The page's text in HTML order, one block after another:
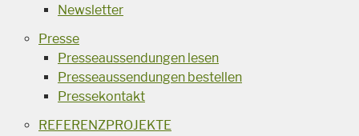
Newsletter
Presse
Presseaussendungen lesen
Presseaussendungen bestellen
Pressekontakt
REFERENZPROJEKTE